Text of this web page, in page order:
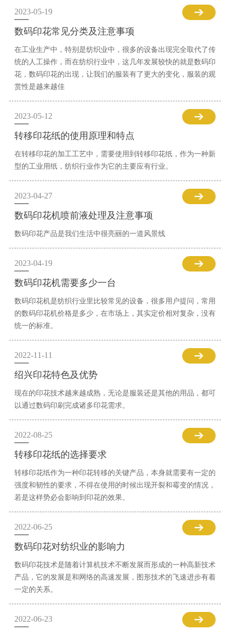
2023-05-19
数码印花常见分类及注意事项
在工业生产中，特别是纺织业中，很多的设备出现完全取代了传
统的人工操作，而在纺织行业中，这几年发展较快的就是数码印
花，数码印花的出现，让我们的服装有了更大的变化，服装的观
赏性是越来越佳
2023-05-12
转移印花纸的使用原理和特点
在转移印花的加工工艺中，需要使用到转移印花纸，作为一种新
型的工业用纸，纺织行业作为它的主要应有行业。
2023-04-27
数码印花机喷前液处理及注意事项
数码印花产品是我们生活中很亮丽的一道风景线
2023-04-19
数码印花机需要多少一台
数码印花机是纺织行业里比较常见的设备，很多用户提问，常用
的数码印花机价格是多少，在市场上，其实定价相对复杂，没有
统一的标准。
2022-11-11
绍兴印花特色及优势
现在的印花技术越来越成熟，无论是服装还是其他的用品，都可
以通过数码印刷完成诸多印花需求。
2022-08-25
转移印花纸的选择要求
转移印花纸作为一种印花转移的关键产品，本身就需要有一定的
强度和韧性的要求，不得在使用的时候出现开裂和霉变的情况，
若是这样势必会影响到印花的效果。
2022-06-25
数码印花对纺织业的影响力
数码印花技术是随着计算机技术不断发展而形成的一种高新技术
产品，它的发展是和网络的高速发展，图形技术的飞速进步有着
一定的关系。
2022-06-23